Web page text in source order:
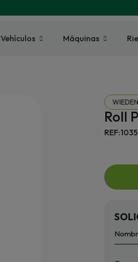
Vehículos Máquinas
Roll